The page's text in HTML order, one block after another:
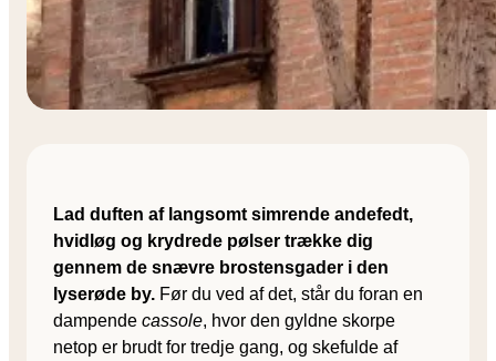
Lad duften af langsomt simrende andefedt,
hvidløg og krydrede pølser trække dig
gennem de snævre brostensgader i den
lyserøde by. Før du ved af det, står du foran en
dampende cassole, hvor den gyldne skorpe
netop er brudt for tredje gang, og skefulde af